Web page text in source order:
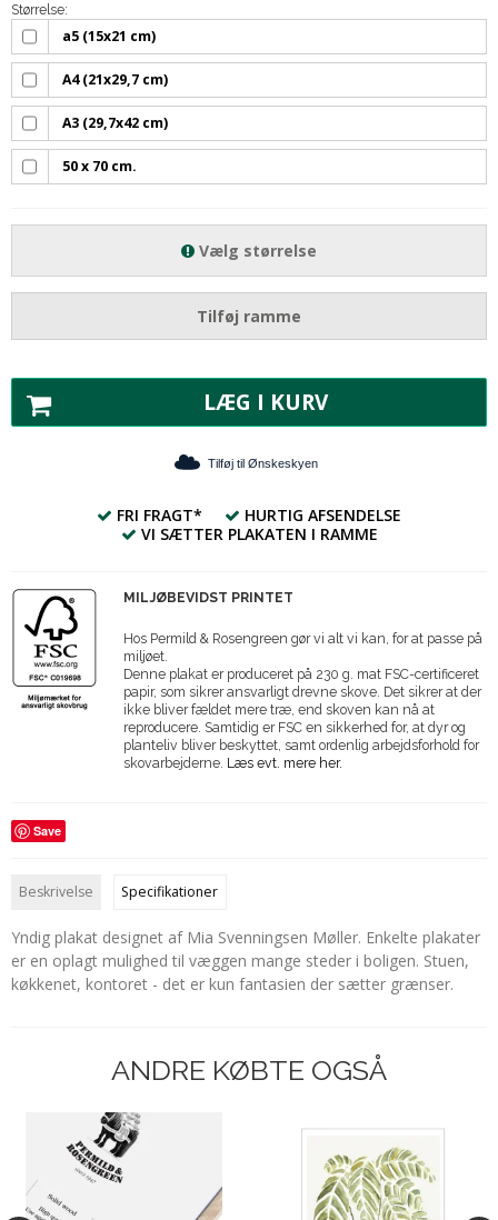
Størrelse:
a5 (15x21 cm)
A4 (21x29,7 cm)
A3 (29,7x42 cm)
50 x 70 cm.
Vælg størrelse
Tilføj ramme
LÆG I KURV
Tilføj til Ønskeskyen
FRI FRAGT*
HURTIG AFSENDELSE
VI SÆTTER PLAKATEN I RAMME
MILJØBEVIDST PRINTET
Hos Permild & Rosengreen gør vi alt vi kan, for at passe på
miljøet.
Denne plakat er produceret på 230 g. mat FSC-certificeret
papir, som sikrer ansvarligt drevne skove. Det sikrer at der
ikke bliver fældet mere træ, end skoven kan nå at
reproducere. Samtidig er FSC en sikkerhed for, at dyr og
planteliv bliver beskyttet, samt ordenlig arbejdsforhold for
skovarbejderne. Læs evt. mere her.
Save
Beskrivelse Specifikationer
Yndig plakat designet af Mia Svenningsen Møller. Enkelte plakater
er en oplagt mulighed til væggen mange steder i boligen. Stuen,
køkkenet, kontoret - det er kun fantasien der sætter grænser.
ANDRE KØBTE OGSÅ